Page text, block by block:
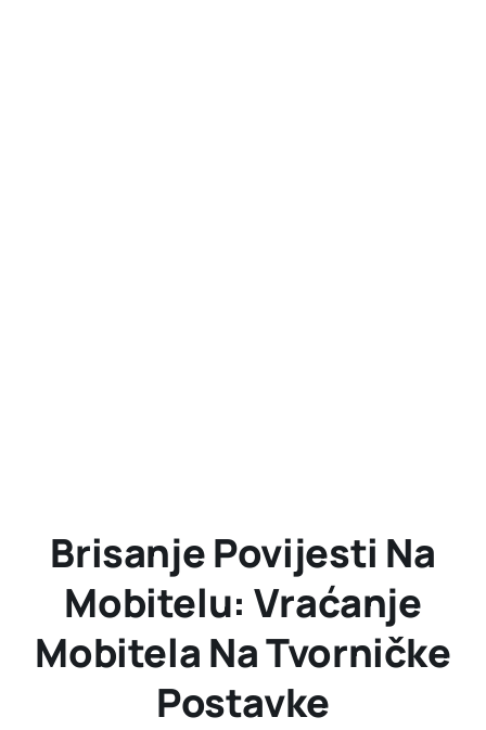
Brisanje Povijesti Na
Mobitelu: Vraćanje
Mobitela Na Tvorničke
Postavke